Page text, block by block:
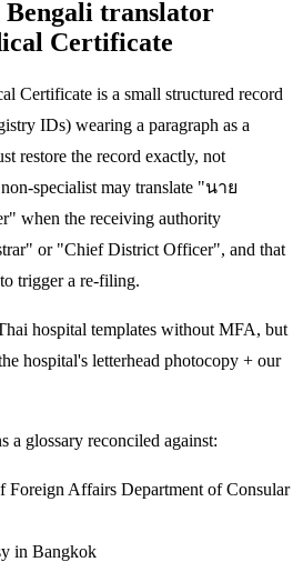
Bengali translator
Certificate
Certificate is a small structured record
IDs) wearing a paragraph as a
restore the record exactly, not
specialist may translate "นาย
when the receiving authority
or "Chief District Officer", and that
trigger a re-filing.
hospital templates without MFA, but
hospital's letterhead photocopy + our
a glossary reconciled against:
Foreign Affairs Department of Consular
in Bangkok